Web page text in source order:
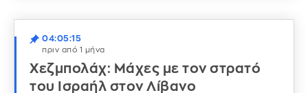
04:05:15
πριν από 1 μήνα
Χεζμπολάχ: Μάχες με τον στρατό
του Ισραήλ στον Λίβανο